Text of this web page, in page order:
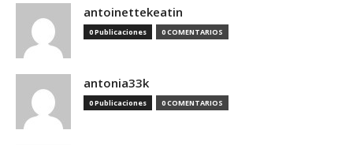
antoinettekeatin
0 Publicaciones 0 COMENTARIOS
antonia33k
0 Publicaciones 0 COMENTARIOS